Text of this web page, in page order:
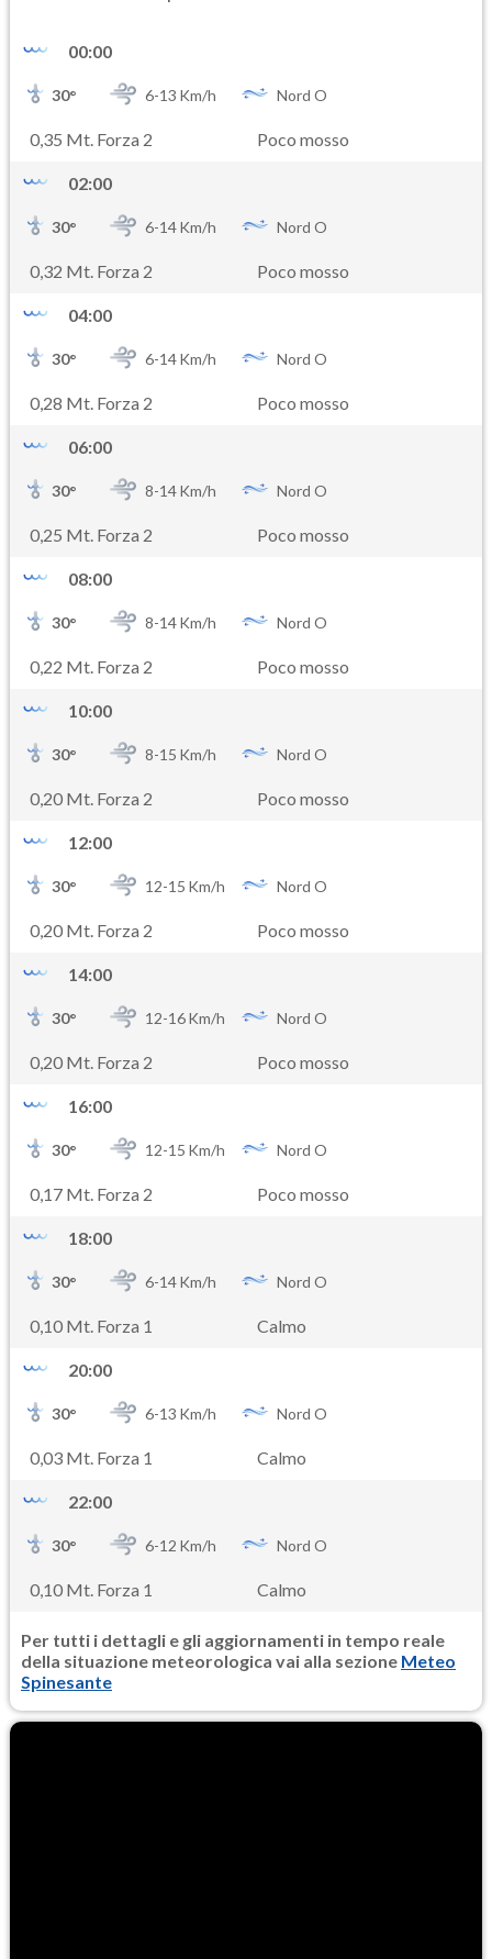
00:00
30° 6-13 Km/h Nord O
0,35 Mt. Forza 2 Poco mosso
02:00
30° 6-14Km/h Nord O
0,32 Mt. Forza 2 Poco mosso
04:00
30° 6-14Km/h Nord O
0,28 Mt. Forza 2 Poco mosso
06:00
30° 8-14Km/h Nord O
0,25 Mt. Forza 2 Poco mosso
08:00
30° 8-14Km/h Nord O
0,22 Mt. Forza 2 Poco mosso
10:00
30° 8-15 Km/h Nord O
0,20 Mt. Forza 2 Poco mosso
12:00
30° 12-15 Km/h Nord O
0,20 Mt. Forza 2 Poco mosso
14:00
30° 12-16Km/h Nord O
0,20 Mt. Forza 2 Poco mosso
16:00
30° 12-15 Km/h Nord O
0,17 Mt. Forza 2 Poco mosso
18:00
30° 6-14Km/h Nord O
0,10 Mt. Forza 1 Calmo
20:00
30° 6-13 Km/h Nord O
0,03 Mt. Forza 1 Calmo
22:00
30° 6-12 Km/h Nord O
0,10 Mt. Forza 1 Calmo
Per tutti i dettagli e gli aggiornamenti in tempo reale
della situazione meteorologica vai alla sezione Meteo
Spinesante